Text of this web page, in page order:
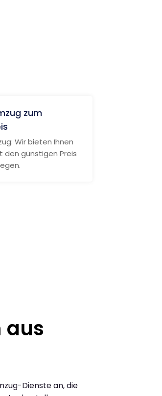
zum
Wir bieten Ihnen
den günstigen Preis
aus
Dienste an, die